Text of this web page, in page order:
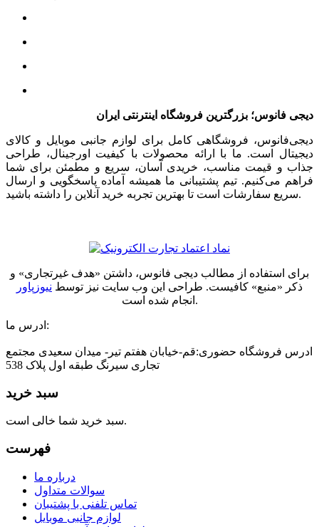
دیجی فانوس؛ بزرگترین فروشگاه اینترنتی ایران
دیجی‌فانوس، فروشگاهی کامل برای لوازم جانبی موبایل و کالای
دیجیتال است. ما با ارائه محصولات با کیفیت اورجینال، طراحی
جذاب و قیمت مناسب، خریدی آسان، سریع و مطمئن برای شما
فراهم می‌کنیم. تیم پشتیبانی ما همیشه آماده پاسخگویی و ارسال
سریع سفارشات است تا بهترین تجربه خرید آنلاین را داشته باشید.
برای استفاده از مطالب دیجی فانوس، داشتن «هدف غیرتجاری» و
ذکر «منبع» کافیست. طراحی این وب سایت نیز توسط نیوزپاور
انجام شده است.
ادرس ما:
ادرس فروشگاه حضوری:قم-خیابان هفتم تیر- میدان سعیدی مجتمع
تجاری سیرنگ طبقه اول پلاک 538
سبد خرید
سبد خرید شما خالی است.
فهرست
درباره ما
سوالات متداول
تماس تلفنی با پشتیبان
لوازم جانبی موبایل